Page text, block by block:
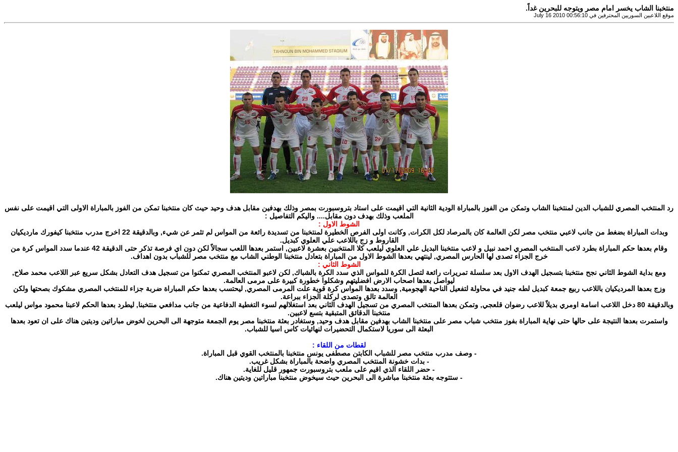
منتخبنا الشاب يخسر امام مصر ويتوجه للبحرين غداً.
موقع اللاعبين السوريين المحترفين في July 16 2010 00:56:10
رد المنتخب المصري للشباب الدين لمنتخبنا الشاب وتمكن من الفوز بالمباراة الودية الثانية التي اقيمت على استاد بتروسبورت بمصر وذلك بهدفين مقابل هدف وحيد حيث كان منتخبنا تمكن من الفوز بالمباراة الاولى التي اقيمت على نفس
الملعب وذلك بهدف دون مقابل.... واليكم التفاصيل :
الشوط الاول :
وبدات المباراة بضغط من جانب لاعبي منتخب مصر لكن العالمة كان بالمرصاد لكل الكرات, وكانت اولى الفرص الخطيرة لمنتخبنا من تسديدة رائعة من المواس لم تثمر عن شيء, وبالدقيقة 22 اخرج مدرب منتخبنا كيفورك مارديكيان
القاروط و زج باللاعب علي العلوي كبديل.
وقام بعدها حكم المباراة بطرد لاعب المنتخب المصري احمد نبيل و لاعب منتخبنا البديل علي العلوي ليلعب كلا المنتخبين بعشرة لاعبين, استمر بعدها اللعب سجالاً لكن دون اي فرصة تذكر حتى الدقيقة 42 عندما سدد المواس كرة من
خرج الجزاء تصدى لها الحارس المصري, لينتهي بعدها الشوط الاول من المباراة بتعادل منتخبنا الوطني الشاب مع منتخب مصر للشباب بدون اهداف.
الشوط الثاني :
ومع بداية الشوط الثاني نجح منتخبنا بتسجيل الهدف الاول بعد سلسلة تمريرات رائعة لتصل الكرة للمواس الذي سدد الكرة بالشباك, لكن لاعبو المنتخب المصري تمكنوا من تسجيل هدف التعادل بشكل سريع عبر اللاعب محمد صلاح,
ليواصل بعدها اصحاب الارض افضليتهم وشكلوا خطورة كبيرة على مرمى العالمة.
وزج بعدها المرديكيان باللاعب ربيع جمعة كبديل لطه جنيد في محاولة لتفعيل الناحية الهجومية, وسدد بعدها المواس كرة قوية علت المرمى المصري, ليحتسب بعدها حكم المباراة ضربة جزاء للمنتخب المصري مشكوك بصحتها ولكن
العالمة تالق وتصدى لركلة الجزاء ببراعة.
وبالدقيقة 80 دخل اللاعب اسامة اومري بديلاً للاعب رضوان قلعجي, وتمكن بعدها المنتخب المصري من تسجيل الهدف الثاني بعد استغلالهم لسوء التغطية الدفاعية من جانب مدافعي منتخبنا, ليطرد بعدها الحكم لاعبنا محمود مواس ليلعب
منتخبنا الدقائق المتبقية بتسع لاعبين.
واستمرت بعدها النتيجة على حالها حتى نهاية المباراة بفوز منتخب شباب مصر على منتخبنا الشاب بهدفين مقابل هدف وحيد, وستغادر بعثة منتخبنا مصر يوم الجمعة متوجهة الى البحرين لخوض مباراتين وديتين هناك على ان تعود بعدها
البعثة الى سوريا لاستكمال التحضيرات لنهائيات كاس اسيا للشباب.
لقطات من اللقاء :
- وصف مدرب منتخب مصر للشباب الكابتن مصطفى يونس منتخبنا بالمنتخب القوي قبل المباراة.
- بدات خشونة المنتخب المصري واضحة بالمباراة بشكل غريب.
- حضر اللقاء الذي اقيم على ملعب بتروسبورت جمهور قليل للغاية.
- ستتوجه بعثة منتخبنا مباشرة الى البحرين حيث سيخوض منتخبنا مباراتين وديتين هناك.